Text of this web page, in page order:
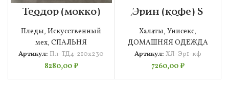
Теодор (мокко)
Покрывало
210х230
Пледы,Искусcтвенный
мех,СПАЛЬНЯ
Артикул: Пл-ТД4-210х230
8280,00₽
Эрин (кофе) S
(р.52-54) Халат
вафельный
Халаты,Унисекс,
ДОМАШНЯЯ ОДЕЖДА
Артикул: ХЛ-Эр1-кф
7260,00₽